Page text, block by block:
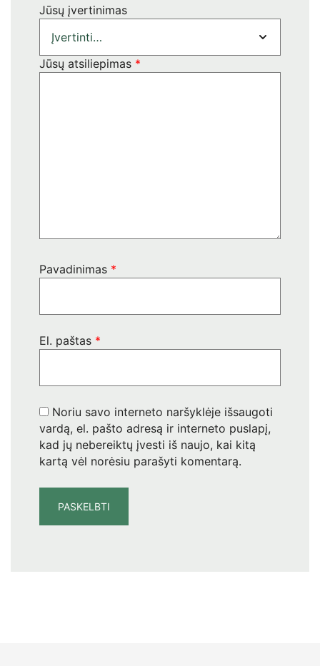
Jūsų įvertinimas
Jūsų atsiliepimas *
Pavadinimas *
El. paštas *
Noriu savo interneto naršyklėje išsaugoti
vardą, el. pašto adresą ir interneto puslapį,
kad jų nebereiktų įvesti iš naujo, kai kitą
kartą vėl norėsiu parašyti komentarą.